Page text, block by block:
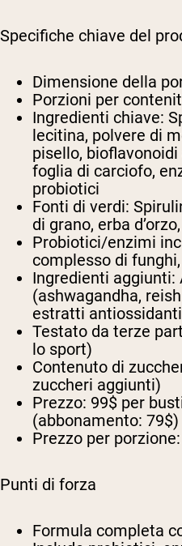
Specifiche chiave del
Dimensione della
Porzioni per
Ingredienti chiave:
lecitina, polvere di
pisello,
foglia di carciofo,
probiotici
Fonti di verdi:
di grano, erba
Probiotici/enzimi
complesso di
Ingredienti aggiunti:
(ashwagandha,
estratti antiossidanti
Testato da terze
lo sport)
Contenuto di
zuccheri aggiunti)
Prezzo: 99$ per
(abbonamento: 79$)
Prezzo per porzione:
Punti di forza
Formula completa